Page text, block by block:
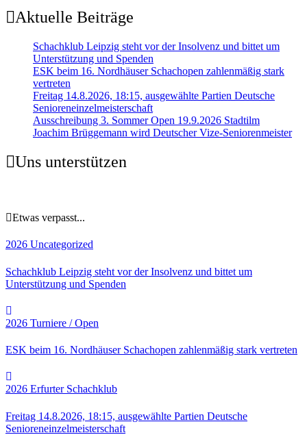
Aktuelle Beiträge
Schachklub Leipzig steht vor der Insolvenz und bittet um
Unterstützung und Spenden
ESK beim 16. Nordhäuser Schachopen zahlenmäßig stark
vertreten
Freitag 14.8.2026, 18:15, ausgewählte Partien Deutsche
Senioreneinzelmeisterschaft
Ausschreibung 3. Sommer Open 19.9.2026 Stadtilm
Joachim Brüggemann wird Deutscher Vize-Seniorenmeister
Uns unterstützen
Etwas verpasst...
2026 Uncategorized
Schachklub Leipzig steht vor der Insolvenz und bittet um
Unterstützung und Spenden
2026 Turniere / Open
ESK beim 16. Nordhäuser Schachopen zahlenmäßig stark vertreten
2026 Erfurter Schachklub
Freitag 14.8.2026, 18:15, ausgewählte Partien Deutsche
Senioreneinzelmeisterschaft